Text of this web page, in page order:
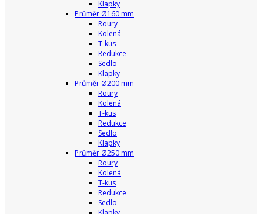
Klapky
Průměr Ø160 mm
Roury
Kolená
T-kus
Redukce
Sedlo
Klapky
Průměr Ø200 mm
Roury
Kolená
T-kus
Redukce
Sedlo
Klapky
Průměr Ø250 mm
Roury
Kolená
T-kus
Redukce
Sedlo